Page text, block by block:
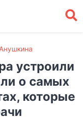
устроили
о самых
которые